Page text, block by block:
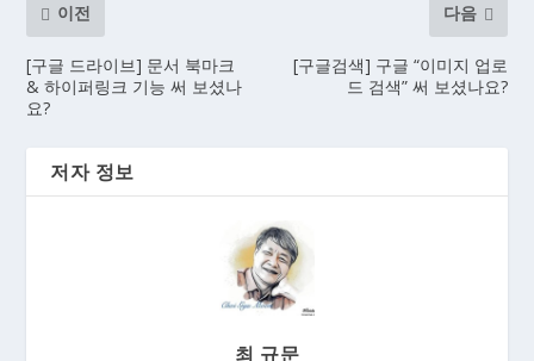
이전
[구글 드라이브] 문서 북마크
& 하이퍼링크 기능 써 보셨나
요?
다음
[구글검색] 구글 “이미지 업로
드 검색” 써 보셨나요?
저자 정보
최 규문